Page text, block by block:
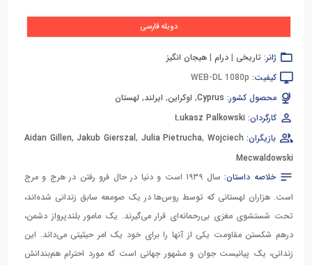
دوبله فارسی
ژانر: تاریخی | درام | هیجان انگیز
کیفیت: WEB-DL 1080p
محصول کشور: Cyprus
, اوکراین, ایرلند, لهستان
کارگردان: Łukasz Palkowski
بازیگران:
Aidan Gillen,Jakub Gierszal, Julia Pietrucha, Wojciech
Mecwaldowski
خلاصه داستان:
سال ۱۹۳۹ است و دنیا در حال فرو رفتن در هرج و مرج
است. هزاران لهستانی که توسط روس‌ها در یک صومعه سابق زندانی شده‌اند،
تحت شستشوی مغزی بی‌رحمانه‌ای قرار می‌گیرند. یک مامور بلندپرواز دشمن،
درهم شکستن مقاومت یکی از آنها را برای خود یک امر حیثیتی می‌داند. این
زندانی، یک پیانیست جوان و مشهور جهانی است که مورد احترام هم‌بندانش